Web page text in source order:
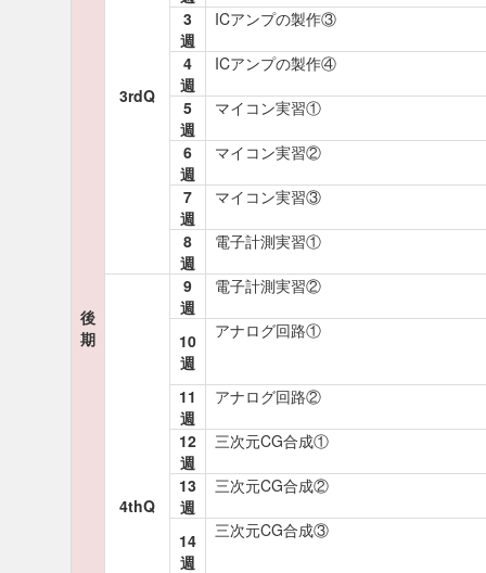
後
期
3rdQ
3
週
ICアンプの製作③
4
週
ICアンプの製作④
5
週
マイコン実習①
6
週
マイコン実習②
7
週
マイコン実習③
8
週
電子計測実習①
4thQ
9
週
電子計測実習②
10
週
アナログ回路①
11
週
アナログ回路②
12
週
三次元CG合成①
13
週
三次元CG合成②
14
週
三次元CG合成③